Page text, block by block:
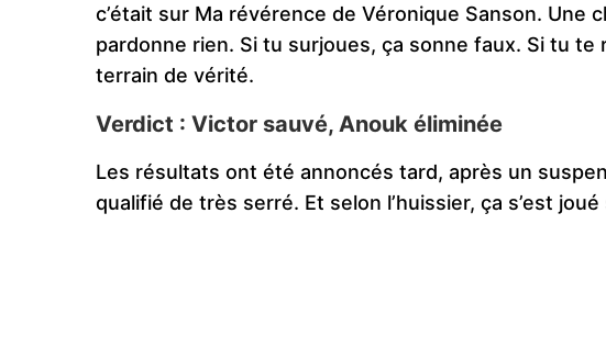
c’était sur Ma révérence de Véronique Sanson. Une
pardonne rien. Si tu surjoues, ça sonne faux. Si tu
terrain de vérité.
Verdict : Victor sauvé, Anouk éliminée
Les résultats ont été annoncés tard, après un
qualifié de très serré. Et selon l’huissier, ça s’est